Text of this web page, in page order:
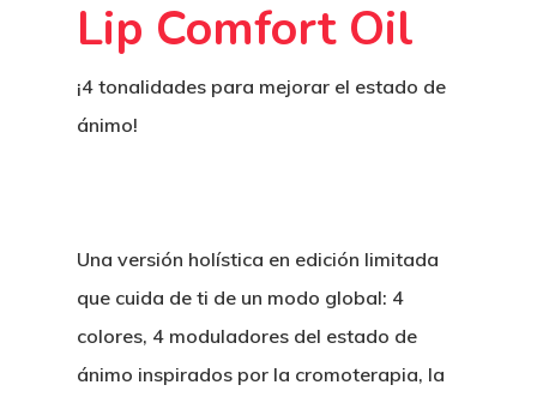
Lip Comfort Oil
¡4 tonalidades para mejorar el estado de
ánimo!
Una versión holística en edición limitada
que cuida de ti de un modo global: 4
colores, 4 moduladores del estado de
ánimo inspirados por la cromoterapia, la